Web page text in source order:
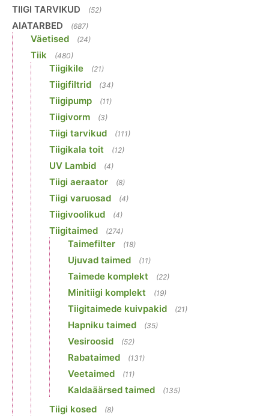
TIIGI TARVIKUD (52)
AIATARBED (687)
Väetised (24)
Tiik (480)
Tiigikile (21)
Tiigifiltrid (34)
Tiigipump (11)
Tiigivorm (3)
Tiigi tarvikud (111)
Tiigikala toit (12)
UV Lambid (4)
Tiigi aeraator (8)
Tiigi varuosad (4)
Tiigivoolikud (4)
Tiigitaimed (274)
Taimefilter (18)
Ujuvad taimed (11)
Taimede komplekt (22)
Minitiigi komplekt (19)
Tiigitaimede kuivpakid (21)
Hapniku taimed (35)
Vesiroosid (52)
Rabataimed (131)
Veetaimed (11)
Kaldaäärsed taimed (135)
Tiigi kosed (8)